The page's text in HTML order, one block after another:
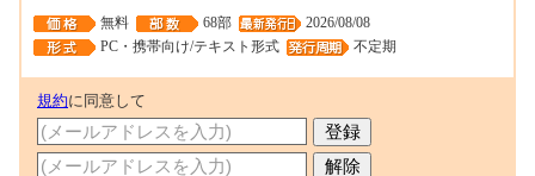
無料 68部
2026/08/08
PC・携帯向け/テキスト形式
不定期
規約に同意して